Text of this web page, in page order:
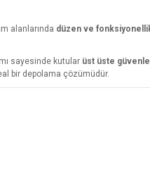
alanlarında düzen ve
sayesinde kutular üst üste
bir depolama çözümüdür.